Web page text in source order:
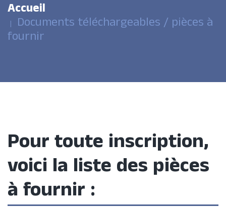
Accueil
Documents téléchargeables / pièces à
fournir
Pourtoute inscription,
voici la liste des pièces
àfournir :